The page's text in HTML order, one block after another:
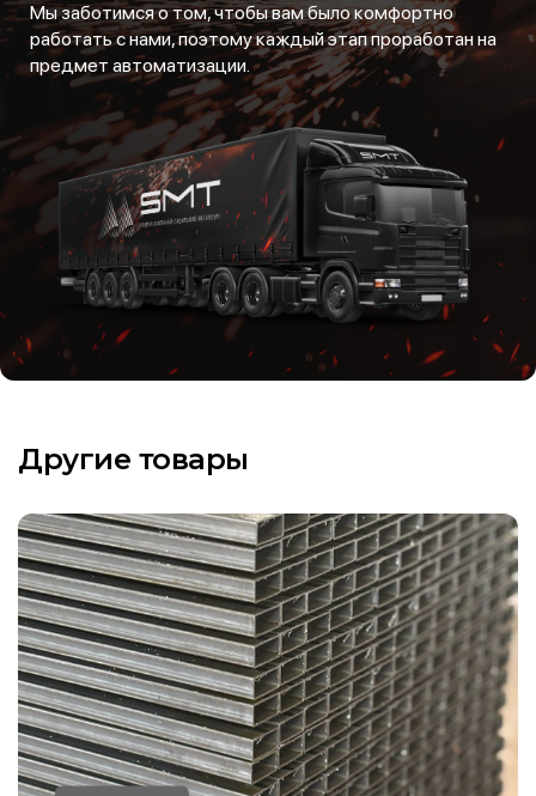
Мы заботимся о том, чтобы вам было комфортно
работать с нами, поэтому каждый этап проработан на
предмет автоматизации.
Другие товары